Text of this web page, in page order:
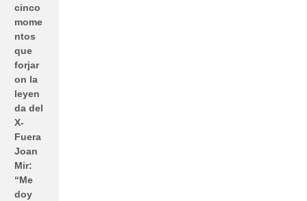
cinco
mome
ntos
que
forjar
on la
leyen
da del
X-
Fuera
Joan
Mir:
“Me
doy